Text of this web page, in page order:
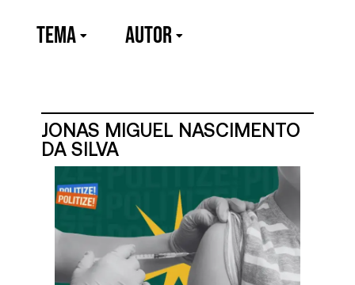
TEMA Autor
JONAS MIGUEL NASCIMENTO
DA SILVA